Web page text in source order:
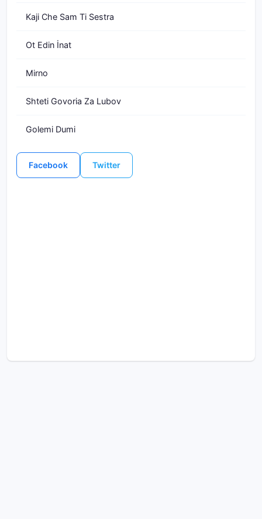
Kaji Che Sam Ti Sestra
Ot Edin İnat
Mirno
Shteti Govoria Za Lubov
Golemi Dumi
Facebook Twitter